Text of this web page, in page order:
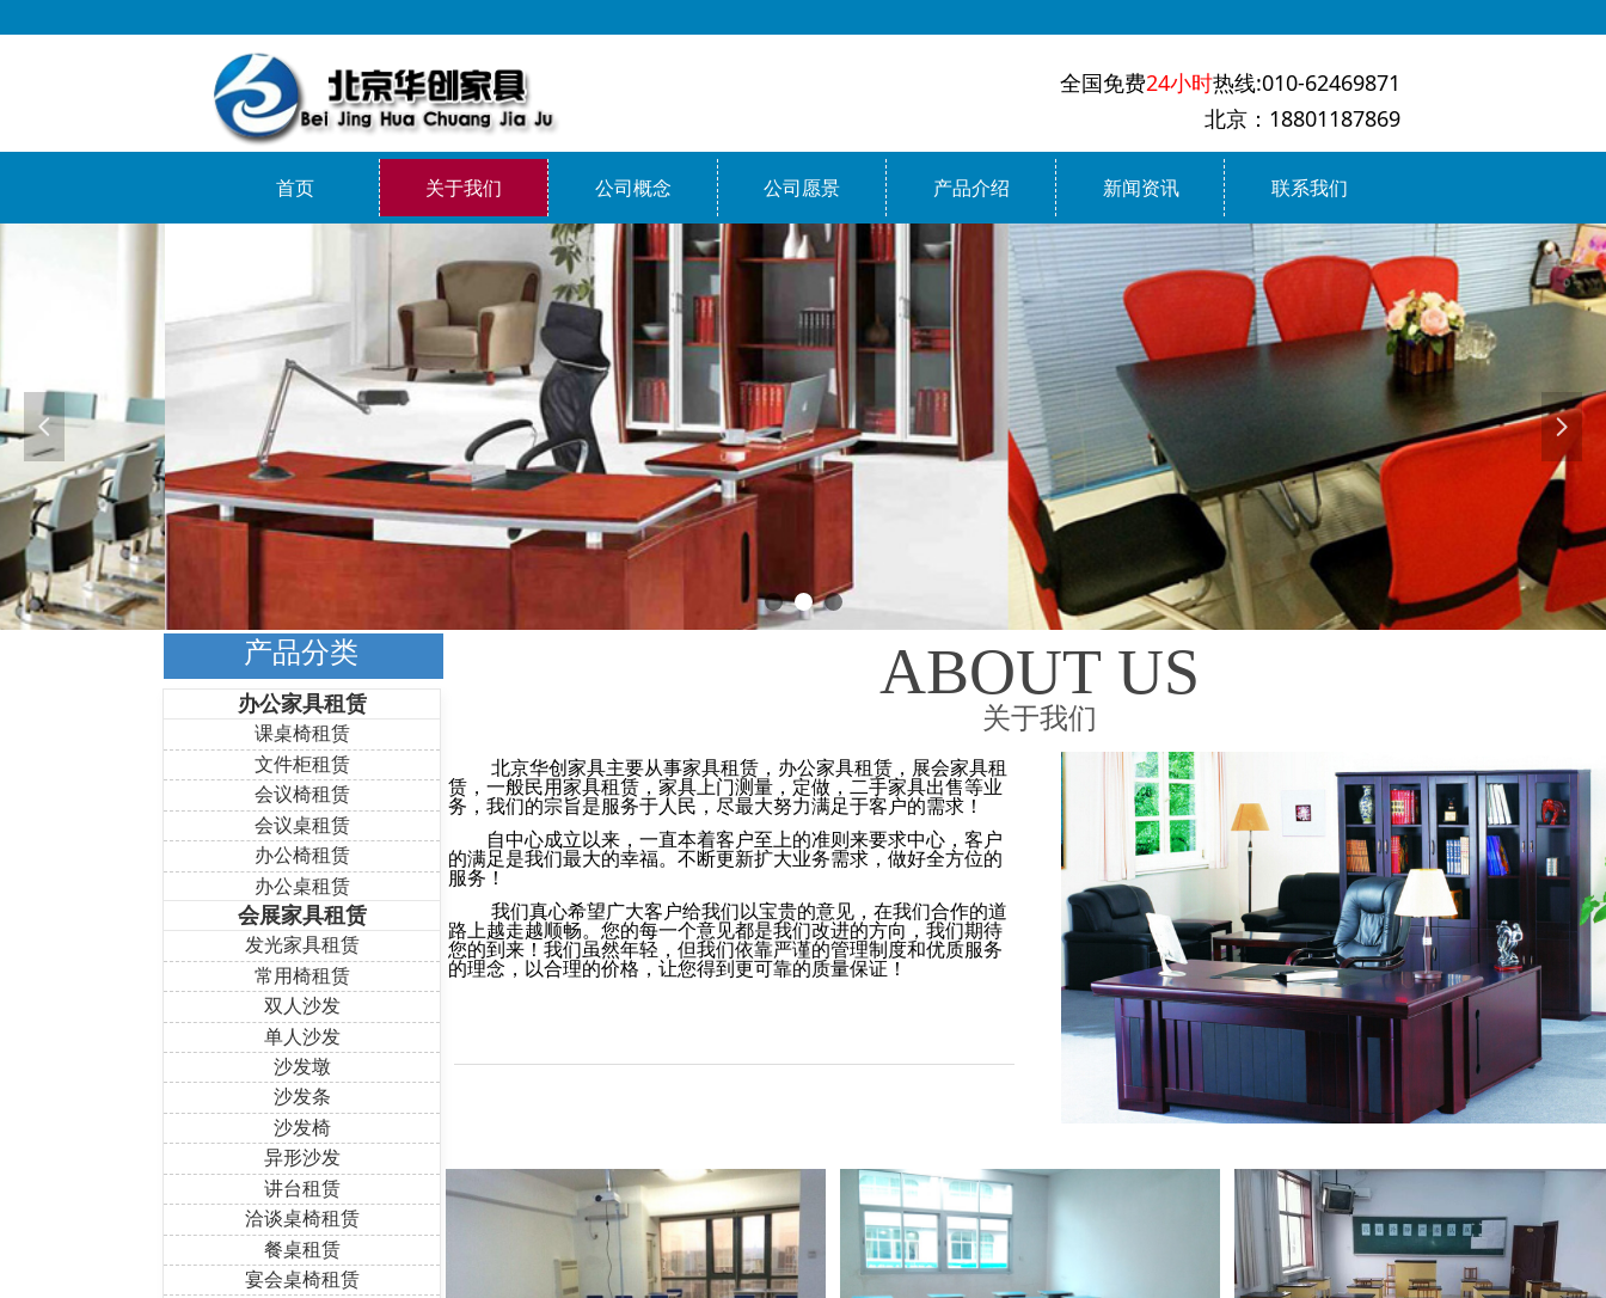
首页 关于我们 公司概念 公司愿景 产品介绍 新闻资讯 联系我们
넳 넲
全国免费24小时热线:010-62469871
北京：18801187869
ABOUT US
关于我们
北京华创家具主要从事家具租赁，办公家具租赁，展会家具租
赁，一般民用家具租赁，家具上门测量，定做，二手家具出售等业
务，我们的宗旨是服务于人民，尽最大努力满足于客户的需求！
自中心成立以来，一直本着客户至上的准则来要求中心，客户
的满足是我们最大的幸福。不断更新扩大业务需求，做好全方位的
服务！
我们真心希望广大客户给我们以宝贵的意见，在我们合作的道
路上越走越顺畅。您的每一个意见都是我们改进的方向，我们期待
您的到来！我们虽然年轻，但我们依靠严谨的管理制度和优质服务
的理念，以合理的价格，让您得到更可靠的质量保证！
办公家具租赁
课桌椅租赁
文件柜租赁
会议椅租赁
会议桌租赁
办公椅租赁
办公桌租赁
会展家具租赁
发光家具租赁
常用椅租赁
双人沙发
单人沙发
沙发墩
沙发条
沙发椅
异形沙发
讲台租赁
洽谈桌椅租赁
餐桌租赁
宴会桌椅租赁
产品分类